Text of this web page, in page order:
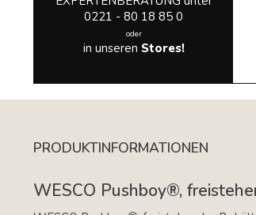
0221 - 80 18 85 0
oder
in unseren Stores!
PRODUKTINFORMATIONEN
WESCO Pushboy®,